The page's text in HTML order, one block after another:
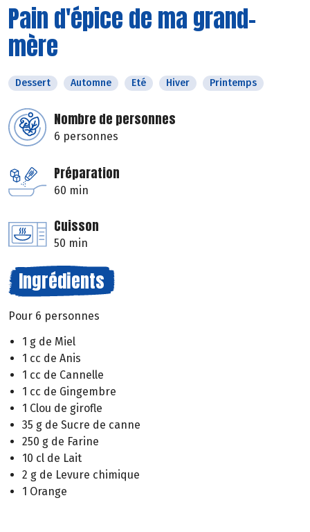
Pain d'épice de ma grand-
mère
Dessert Automne Eté Hiver Printemps
Nombre de personnes
6 personnes
Préparation
60 min
Cuisson
50 min
Ingrédients
Pour 6 personnes
1 g de Miel
1 cc de Anis
1 cc de Cannelle
1 cc de Gingembre
1 Clou de girofle
35 g de Sucre de canne
250 g de Farine
10 cl de Lait
2 g de Levure chimique
1 Orange